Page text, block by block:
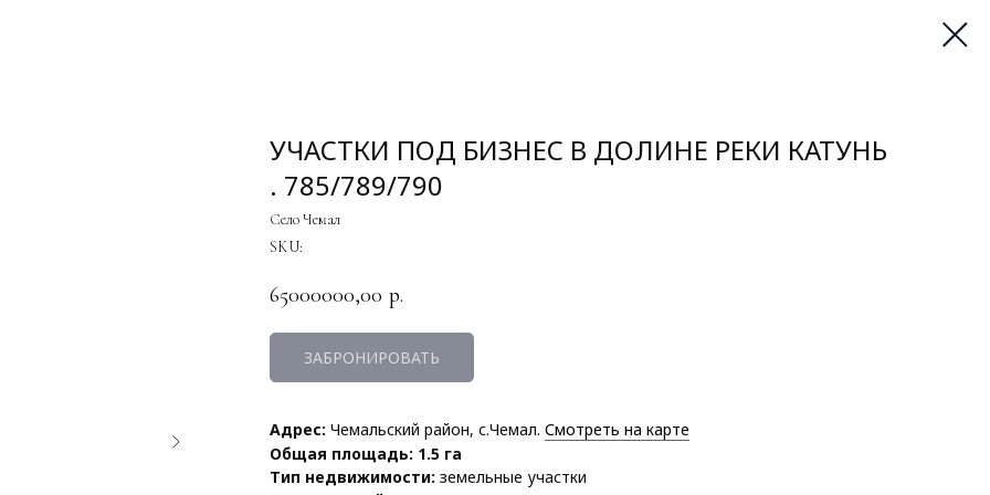
УЧАСТКИ ПОД БИЗНЕС В ДОЛИНЕ РЕКИ КАТУНЬ
. 785/789/790
Село Чемал
SKU:
65000000,00 р.
ЗАБРОНИРОВАТЬ
Адрес: Чемальский район, с.Чемал. Смотреть на карте
Общая площадь: 1.5 га
Тип недвижимости: земельные участки